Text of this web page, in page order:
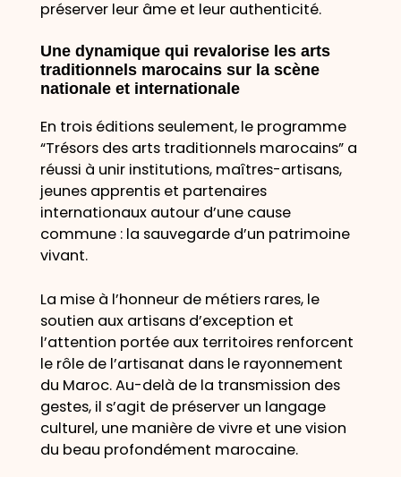
préserver leur âme et leur authenticité.
Une dynamique qui revalorise les arts
traditionnels marocains sur la scène
nationale et internationale
En trois éditions seulement, le programme
“Trésors des arts traditionnels marocains” a
réussi à unir institutions, maîtres-artisans,
jeunes apprentis et partenaires
internationaux autour d’une cause
commune : la sauvegarde d’un patrimoine
vivant.
La mise à l’honneur de métiers rares, le
soutien aux artisans d’exception et
l’attention portée aux territoires renforcent
le rôle de l’artisanat dans le rayonnement
du Maroc. Au-delà de la transmission des
gestes, il s’agit de préserver un langage
culturel, une manière de vivre et une vision
du beau profondément marocaine.